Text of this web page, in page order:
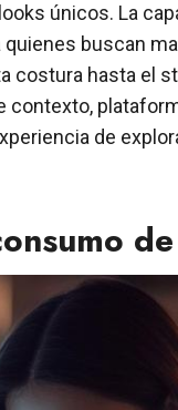
únicos. La
buscan
costura hasta el
contexto,
de